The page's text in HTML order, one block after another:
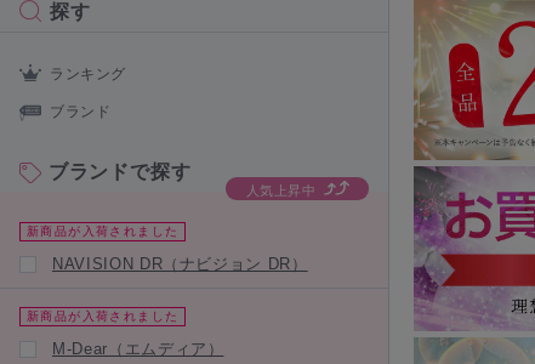
探す
ランキング
ブランド
ブランドで探す
人気上昇中
新商品が入荷されました
NAVISION DR（ナビジョン DR）
新商品が入荷されました
M-Dear（エムディア）